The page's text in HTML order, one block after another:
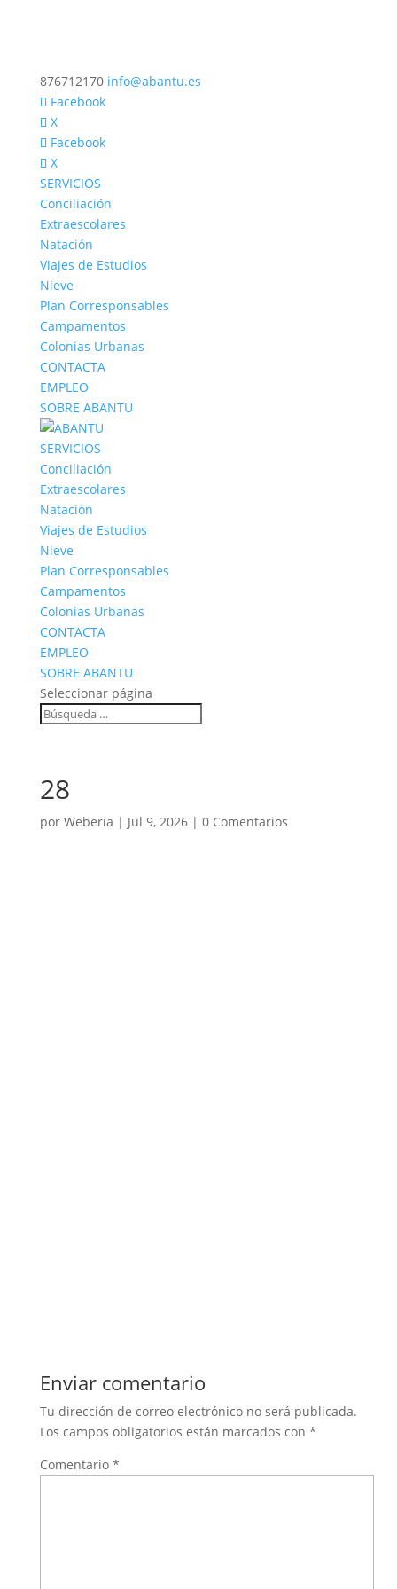
876712170 info@abantu.es
Facebook
X
Facebook
X
SERVICIOS
Conciliación
Extraescolares
Natación
Viajes de Estudios
Nieve
Plan Corresponsables
Campamentos
Colonias Urbanas
CONTACTA
EMPLEO
SOBRE ABANTU
SERVICIOS
Conciliación
Extraescolares
Natación
Viajes de Estudios
Nieve
Plan Corresponsables
Campamentos
Colonias Urbanas
CONTACTA
EMPLEO
SOBRE ABANTU
Seleccionar página
28
por Weberia | Jul 9, 2026| 0 Comentarios
Enviar comentario
Tu dirección de correo electrónico no será publicada.
Los campos obligatorios están marcados con *
Comentario *